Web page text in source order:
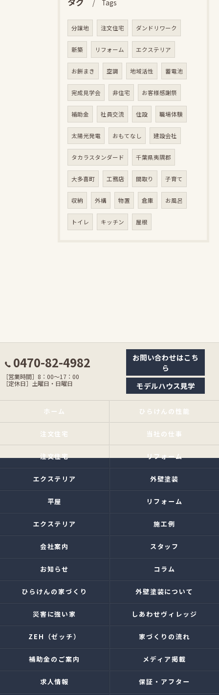
Tags
分譲地 注文住宅 ダンドリワーク
新築 リフォーム エクステリア
お餅まき 空調 地域活性 蓄電池
完成見学会 非住宅 お客様感謝祭
補助金 社員交流 住設 職場体験
太陽光発電 おもてなし 建設会社
タカラスタンダード 千葉県夷隅郡
大多喜町 工務店 間取り 子育て
収納 外構 物置 倉庫 お風呂
トイレ キッチン 屋根
0470-82-4982
［営業時間］8：00〜17：00
［定休日］土曜日・日曜日
お問い合わせはこち
ら
モデルハウス見学
ホーム ひらけんの性能
注文住宅 当社の仕事
注文住宅 リフォーム
エクステリア 外壁塗装
平屋 リフォーム
エクステリア 施工例
会社案内 スタッフ
お知らせ コラム
ひらけんの家づくり 外壁塗装について
災害に強い家 しあわせヴィレッジ
ZEH（ゼッチ） 家づくりの流れ
補助金のご案内 メディア掲載
求人情報 保証・アフター